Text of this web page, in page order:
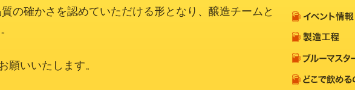
の確かさを認めていただける形となり、醸造チームと
願いいたします。